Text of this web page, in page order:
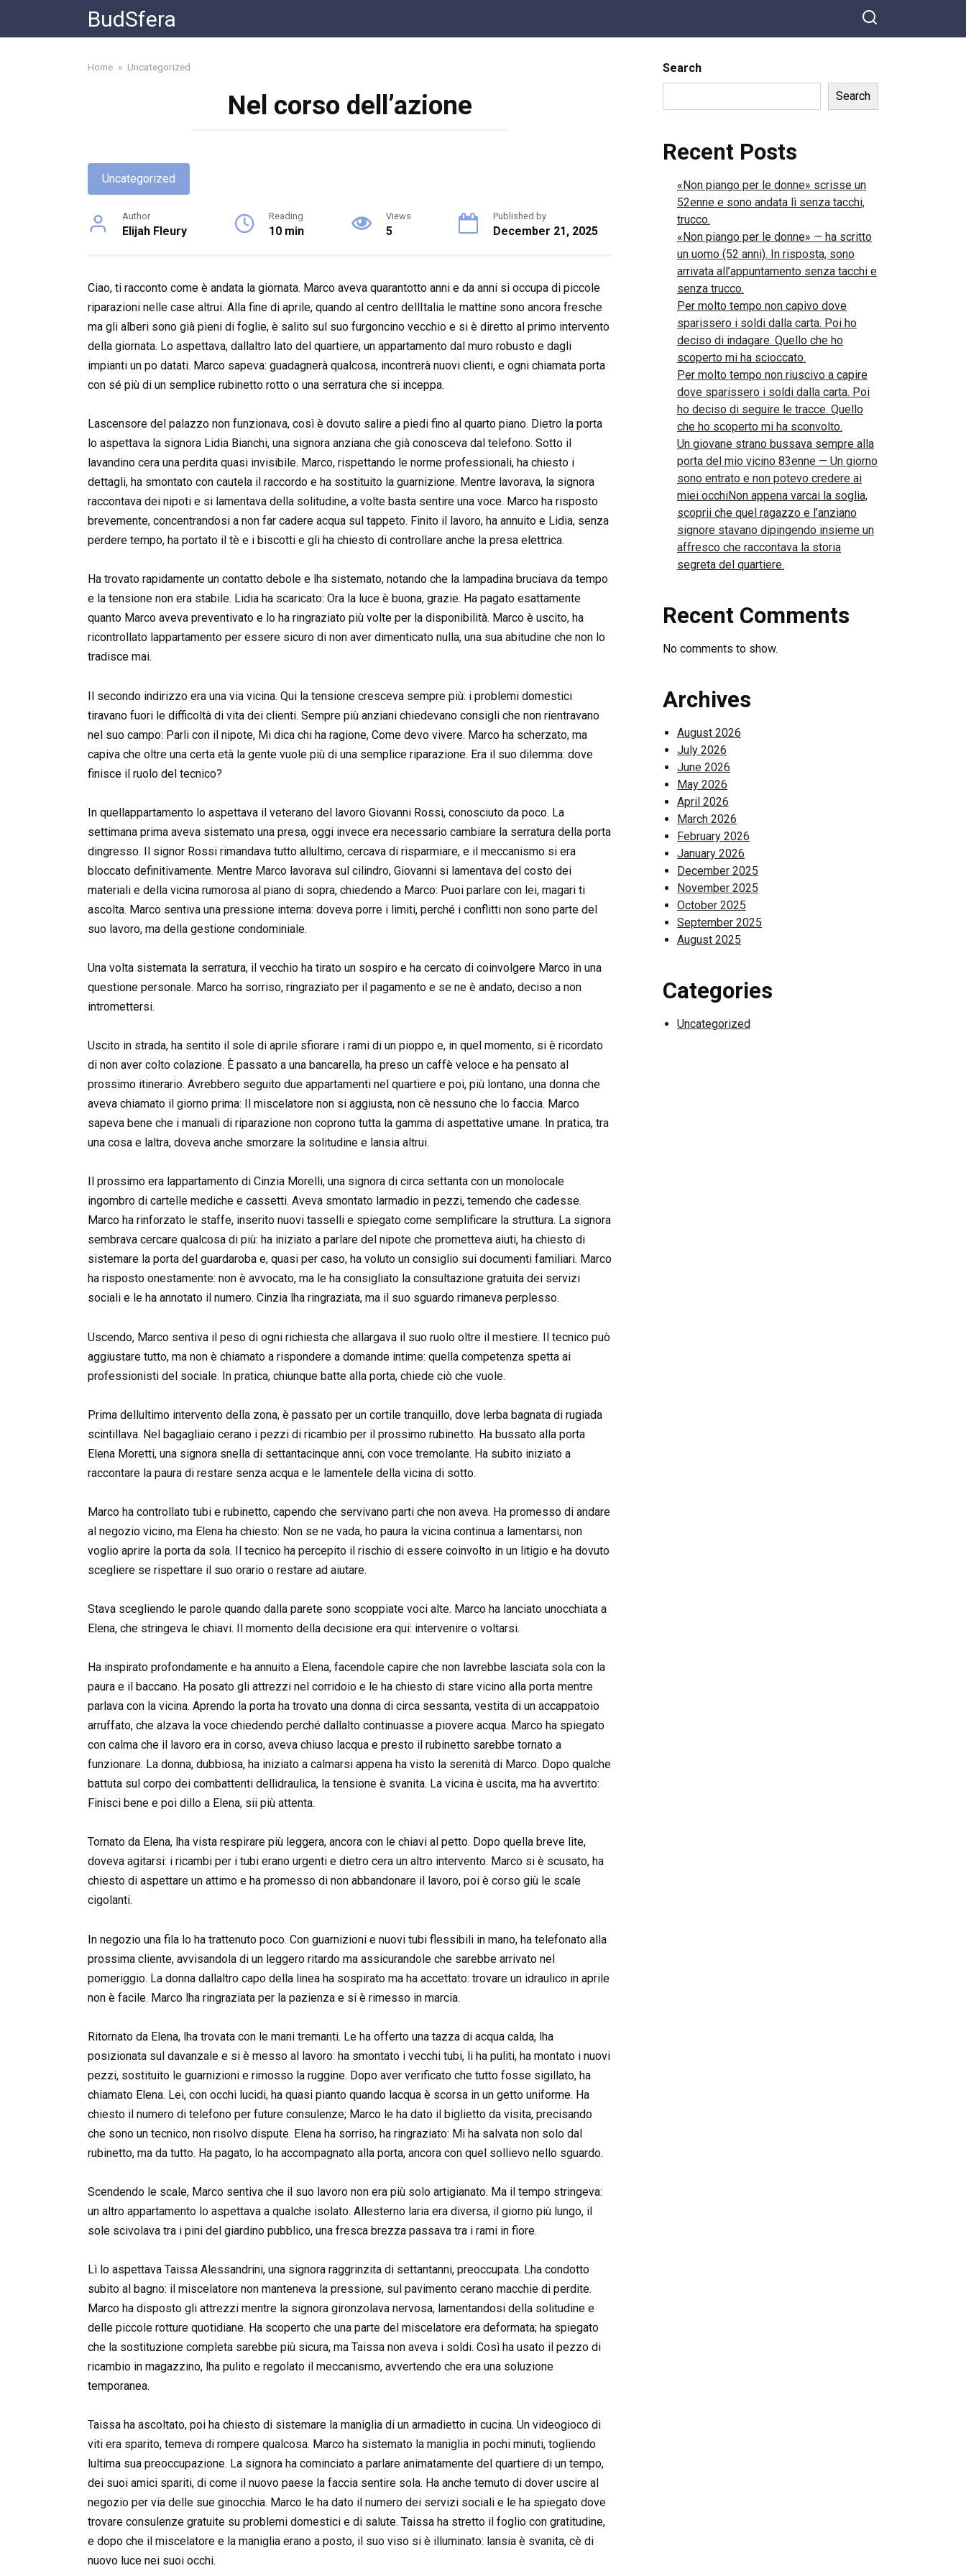
content
BudSfera
Home » Uncategorized
Nel corso dell’azione
Uncategorized
Author
Elijah Fleury
Reading
10 min
Views
5
Published by
December 21, 2025
Ciao, ti racconto come è andata la giornata. Marco aveva quarantotto anni e da anni si occupa di piccole
riparazioni nelle case altrui. Alla fine di aprile, quando al centro dellItalia le mattine sono ancora fresche
ma gli alberi sono già pieni di foglie, è salito sul suo furgoncino vecchio e si è diretto al primo intervento
della giornata. Lo aspettava, dallaltro lato del quartiere, un appartamento dal muro robusto e dagli
impianti un po datati. Marco sapeva: guadagnerà qualcosa, incontrerà nuovi clienti, e ogni chiamata porta
con sé più di un semplice rubinetto rotto o una serratura che si inceppa.
Lascensore del palazzo non funzionava, così è dovuto salire a piedi fino al quarto piano. Dietro la porta
lo aspettava la signora Lidia Bianchi, una signora anziana che già conosceva dal telefono. Sotto il
lavandino cera una perdita quasi invisibile. Marco, rispettando le norme professionali, ha chiesto i
dettagli, ha smontato con cautela il raccordo e ha sostituito la guarnizione. Mentre lavorava, la signora
raccontava dei nipoti e si lamentava della solitudine, a volte basta sentire una voce. Marco ha risposto
brevemente, concentrandosi a non far cadere acqua sul tappeto. Finito il lavoro, ha annuito e Lidia, senza
perdere tempo, ha portato il tè e i biscotti e gli ha chiesto di controllare anche la presa elettrica.
Ha trovato rapidamente un contatto debole e lha sistemato, notando che la lampadina bruciava da tempo
e la tensione non era stabile. Lidia ha scaricato: Ora la luce è buona, grazie. Ha pagato esattamente
quanto Marco aveva preventivato e lo ha ringraziato più volte per la disponibilità. Marco è uscito, ha
ricontrollato lappartamento per essere sicuro di non aver dimenticato nulla, una sua abitudine che non lo
tradisce mai.
Il secondo indirizzo era una via vicina. Qui la tensione cresceva sempre più: i problemi domestici
tiravano fuori le difficoltà di vita dei clienti. Sempre più anziani chiedevano consigli che non rientravano
nel suo campo: Parli con il nipote, Mi dica chi ha ragione, Come devo vivere. Marco ha scherzato, ma
capiva che oltre una certa età la gente vuole più di una semplice riparazione. Era il suo dilemma: dove
finisce il ruolo del tecnico?
In quellappartamento lo aspettava il veterano del lavoro Giovanni Rossi, conosciuto da poco. La
settimana prima aveva sistemato una presa, oggi invece era necessario cambiare la serratura della porta
dingresso. Il signor Rossi rimandava tutto allultimo, cercava di risparmiare, e il meccanismo si era
bloccato definitivamente. Mentre Marco lavorava sul cilindro, Giovanni si lamentava del costo dei
materiali e della vicina rumorosa al piano di sopra, chiedendo a Marco: Puoi parlare con lei, magari ti
ascolta. Marco sentiva una pressione interna: doveva porre i limiti, perché i conflitti non sono parte del
suo lavoro, ma della gestione condominiale.
Una volta sistemata la serratura, il vecchio ha tirato un sospiro e ha cercato di coinvolgere Marco in una
questione personale. Marco ha sorriso, ringraziato per il pagamento e se ne è andato, deciso a non
intromettersi.
Uscito in strada, ha sentito il sole di aprile sfiorare i rami di un pioppo e, in quel momento, si è ricordato
di non aver colto colazione. È passato a una bancarella, ha preso un caffè veloce e ha pensato al
prossimo itinerario. Avrebbero seguito due appartamenti nel quartiere e poi, più lontano, una donna che
aveva chiamato il giorno prima: Il miscelatore non si aggiusta, non cè nessuno che lo faccia. Marco
sapeva bene che i manuali di riparazione non coprono tutta la gamma di aspettative umane. In pratica, tra
una cosa e laltra, doveva anche smorzare la solitudine e lansia altrui.
Il prossimo era lappartamento di Cinzia Morelli, una signora di circa settanta con un monolocale
ingombro di cartelle mediche e cassetti. Aveva smontato larmadio in pezzi, temendo che cadesse.
Marco ha rinforzato le staffe, inserito nuovi tasselli e spiegato come semplificare la struttura. La signora
sembrava cercare qualcosa di più: ha iniziato a parlare del nipote che prometteva aiuti, ha chiesto di
sistemare la porta del guardaroba e, quasi per caso, ha voluto un consiglio sui documenti familiari. Marco
ha risposto onestamente: non è avvocato, ma le ha consigliato la consultazione gratuita dei servizi
sociali e le ha annotato il numero. Cinzia lha ringraziata, ma il suo sguardo rimaneva perplesso.
Uscendo, Marco sentiva il peso di ogni richiesta che allargava il suo ruolo oltre il mestiere. Il tecnico può
aggiustare tutto, ma non è chiamato a rispondere a domande intime: quella competenza spetta ai
professionisti del sociale. In pratica, chiunque batte alla porta, chiede ciò che vuole.
Prima dellultimo intervento della zona, è passato per un cortile tranquillo, dove lerba bagnata di rugiada
scintillava. Nel bagagliaio cerano i pezzi di ricambio per il prossimo rubinetto. Ha bussato alla porta
Elena Moretti, una signora snella di settantacinque anni, con voce tremolante. Ha subito iniziato a
raccontare la paura di restare senza acqua e le lamentele della vicina di sotto.
Marco ha controllato tubi e rubinetto, capendo che servivano parti che non aveva. Ha promesso di andare
al negozio vicino, ma Elena ha chiesto: Non se ne vada, ho paura la vicina continua a lamentarsi, non
voglio aprire la porta da sola. Il tecnico ha percepito il rischio di essere coinvolto in un litigio e ha dovuto
scegliere se rispettare il suo orario o restare ad aiutare.
Stava scegliendo le parole quando dalla parete sono scoppiate voci alte. Marco ha lanciato unocchiata a
Elena, che stringeva le chiavi. Il momento della decisione era qui: intervenire o voltarsi.
Ha inspirato profondamente e ha annuito a Elena, facendole capire che non lavrebbe lasciata sola con la
paura e il baccano. Ha posato gli attrezzi nel corridoio e le ha chiesto di stare vicino alla porta mentre
parlava con la vicina. Aprendo la porta ha trovato una donna di circa sessanta, vestita di un accappatoio
arruffato, che alzava la voce chiedendo perché dallalto continuasse a piovere acqua. Marco ha spiegato
con calma che il lavoro era in corso, aveva chiuso lacqua e presto il rubinetto sarebbe tornato a
funzionare. La donna, dubbiosa, ha iniziato a calmarsi appena ha visto la serenità di Marco. Dopo qualche
battuta sul corpo dei combattenti dellidraulica, la tensione è svanita. La vicina è uscita, ma ha avvertito:
Finisci bene e poi dillo a Elena, sii più attenta.
Tornato da Elena, lha vista respirare più leggera, ancora con le chiavi al petto. Dopo quella breve lite,
doveva agitarsi: i ricambi per i tubi erano urgenti e dietro cera un altro intervento. Marco si è scusato, ha
chiesto di aspettare un attimo e ha promesso di non abbandonare il lavoro, poi è corso giù le scale
cigolanti.
In negozio una fila lo ha trattenuto poco. Con guarnizioni e nuovi tubi flessibili in mano, ha telefonato alla
prossima cliente, avvisandola di un leggero ritardo ma assicurandole che sarebbe arrivato nel
pomeriggio. La donna dallaltro capo della linea ha sospirato ma ha accettato: trovare un idraulico in aprile
non è facile. Marco lha ringraziata per la pazienza e si è rimesso in marcia.
Ritornato da Elena, lha trovata con le mani tremanti. Le ha offerto una tazza di acqua calda, lha
posizionata sul davanzale e si è messo al lavoro: ha smontato i vecchi tubi, li ha puliti, ha montato i nuovi
pezzi, sostituito le guarnizioni e rimosso la ruggine. Dopo aver verificato che tutto fosse sigillato, ha
chiamato Elena. Lei, con occhi lucidi, ha quasi pianto quando lacqua è scorsa in un getto uniforme. Ha
chiesto il numero di telefono per future consulenze; Marco le ha dato il biglietto da visita, precisando
che sono un tecnico, non risolvo dispute. Elena ha sorriso, ha ringraziato: Mi ha salvata non solo dal
rubinetto, ma da tutto. Ha pagato, lo ha accompagnato alla porta, ancora con quel sollievo nello sguardo.
Scendendo le scale, Marco sentiva che il suo lavoro non era più solo artigianato. Ma il tempo stringeva:
un altro appartamento lo aspettava a qualche isolato. Allesterno laria era diversa, il giorno più lungo, il
sole scivolava tra i pini del giardino pubblico, una fresca brezza passava tra i rami in fiore.
Lì lo aspettava Taissa Alessandrini, una signora raggrinzita di settantanni, preoccupata. Lha condotto
subito al bagno: il miscelatore non manteneva la pressione, sul pavimento cerano macchie di perdite.
Marco ha disposto gli attrezzi mentre la signora gironzolava nervosa, lamentandosi della solitudine e
delle piccole rotture quotidiane. Ha scoperto che una parte del miscelatore era deformata; ha spiegato
che la sostituzione completa sarebbe più sicura, ma Taissa non aveva i soldi. Così ha usato il pezzo di
ricambio in magazzino, lha pulito e regolato il meccanismo, avvertendo che era una soluzione
temporanea.
Taissa ha ascoltato, poi ha chiesto di sistemare la maniglia di un armadietto in cucina. Un videogioco di
viti era sparito, temeva di rompere qualcosa. Marco ha sistemato la maniglia in pochi minuti, togliendo
lultima sua preoccupazione. La signora ha cominciato a parlare animatamente del quartiere di un tempo,
dei suoi amici spariti, di come il nuovo paese la faccia sentire sola. Ha anche temuto di dover uscire al
negozio per via delle sue ginocchia. Marco le ha dato il numero dei servizi sociali e le ha spiegato dove
trovare consulenze gratuite su problemi domestici e di salute. Taissa ha stretto il foglio con gratitudine,
e dopo che il miscelatore e la maniglia erano a posto, il suo viso si è illuminato: lansia è svanita, cè di
nuovo luce nei suoi occhi.
Search
Search
Recent Posts
«Non piango per le donne» scrisse un
52enne e sono andata lì senza tacchi,
trucco.
«Non piango per le donne» — ha scritto
un uomo (52 anni). In risposta, sono
arrivata all’appuntamento senza tacchi e
senza trucco.
Per molto tempo non capivo dove
sparissero i soldi dalla carta. Poi ho
deciso di indagare. Quello che ho
scoperto mi ha scioccato.
Per molto tempo non riuscivo a capire
dove sparissero i soldi dalla carta. Poi
ho deciso di seguire le tracce. Quello
che ho scoperto mi ha sconvolto.
Un giovane strano bussava sempre alla
porta del mio vicino 83enne — Un giorno
sono entrato e non potevo credere ai
miei occhiNon appena varcai la soglia,
scoprii che quel ragazzo e l’anziano
signore stavano dipingendo insieme un
affresco che raccontava la storia
segreta del quartiere.
Recent Comments
No comments to show.
Archives
August 2026
July 2026
June 2026
May 2026
April 2026
March 2026
February 2026
January 2026
December 2025
November 2025
October 2025
September 2025
August 2025
Categories
Uncategorized
superiore lui rifiuta il mio aiuto e si comporta
affrontarlo.